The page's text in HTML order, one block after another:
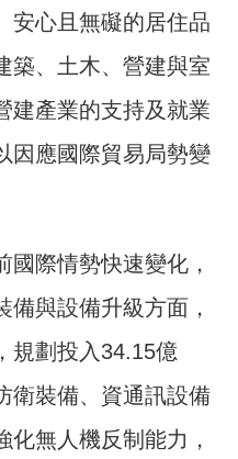
安心且無礙的居住品
築、土木、營建與室
建產業的支持及就業
因應國際貿易局勢變
國際情勢快速變化，
與設備升級方面，
規劃投入34.15億
衛裝備、資通訊設備
化無人機反制能力，